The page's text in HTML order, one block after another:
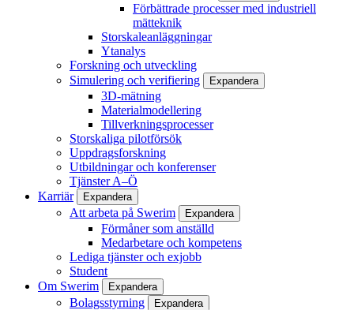
Förbättrade processer med industriell
mätteknik
Storskaleanläggningar
Ytanalys
Forskning och utveckling
Simulering och verifiering
Expandera
3D-mätning
Materialmodellering
Tillverkningsprocesser
Storskaliga pilotförsök
Uppdragsforskning
Utbildningar och konferenser
Tjänster A–Ö
Karriär
Expandera
Att arbeta på Swerim Expandera
Förmåner som anställd
Medarbetare och kompetens
Lediga tjänster och exjobb
Student
Om Swerim
Expandera
Bolagsstyrning Expandera